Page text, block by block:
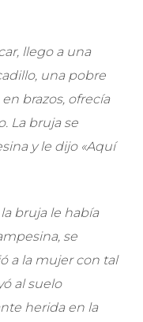
llego a una
una pobre
brazos, ofrecía
La bruja se
y le dijo «Aquí
bruja le había
se
a la mujer con tal
al suelo
herida en la